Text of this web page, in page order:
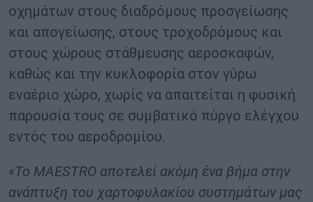
οχημάτων στους διαδρόμους προσγείωσης
και απογείωσης, στους τροχοδρόμους και
στους χώρους στάθμευσης αεροσκαφών,
καθώς και την κυκλοφορία στον γύρω
εναέριο χώρο, χωρίς να απαιτείται η φυσική
παρουσία τους σε συμβατικό πύργο ελέγχου
εντός του αεροδρομίου.
«Το MAESTRO αποτελεί ακόμη ένα βήμα στην
ανάπτυξη του χαρτοφυλακίου συστημάτων μας